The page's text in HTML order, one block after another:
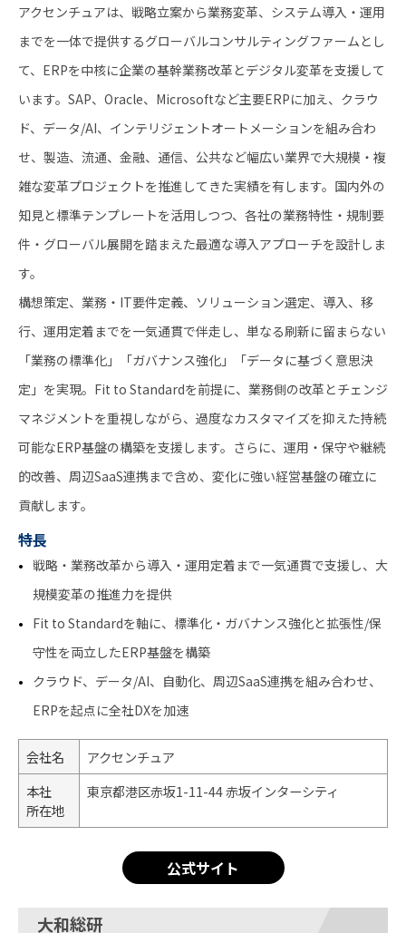
アクセンチュアは、戦略立案から業務変革、システム導入・運用
までを一体で提供するグローバルコンサルティングファームとし
て、ERPを中核に企業の基幹業務改革とデジタル変革を支援して
います。SAP、Oracle、Microsoftなど主要ERPに加え、クラウ
ド、データ/AI、インテリジェントオートメーションを組み合わ
せ、製造、流通、金融、通信、公共など幅広い業界で大規模・複
雑な変革プロジェクトを推進してきた実績を有します。国内外の
知見と標準テンプレートを活用しつつ、各社の業務特性・規制要
件・グローバル展開を踏まえた最適な導入アプローチを設計しま
す。
構想策定、業務・IT要件定義、ソリューション選定、導入、移
行、運用定着までを一気通貫で伴走し、単なる刷新に留まらない
「業務の標準化」「ガバナンス強化」「データに基づく意思決
定」を実現。Fit to Standardを前提に、業務側の改革とチェンジ
マネジメントを重視しながら、過度なカスタマイズを抑えた持続
可能なERP基盤の構築を支援します。さらに、運用・保守や継続
的改善、周辺SaaS連携まで含め、変化に強い経営基盤の確立に
貢献します。
特長
戦略・業務改革から導入・運用定着まで一気通貫で支援し、大
規模変革の推進力を提供
Fit to Standardを軸に、標準化・ガバナンス強化と拡張性/保
守性を両立したERP基盤を構築
クラウド、データ/AI、自動化、周辺SaaS連携を組み合わせ、
ERPを起点に全社DXを加速
会社名
アクセンチュア
本社
所在地
東京都港区赤坂1-11-44 赤坂インターシティ
公式サイト
大和総研